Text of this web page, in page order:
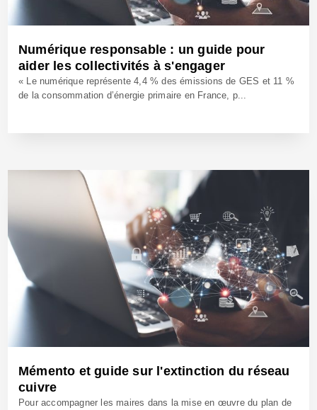
Numérique responsable : un guide pour
aider les collectivités à s'engager
« Le numérique représente 4,4 % des émissions de GES et 11 %
de la consommation d’énergie primaire en France, p...
20 Mai 2025 - Réf: BW42642
Mémento et guide sur l'extinction du réseau
cuivre
Pour accompagner les maires dans la mise en œuvre du plan de